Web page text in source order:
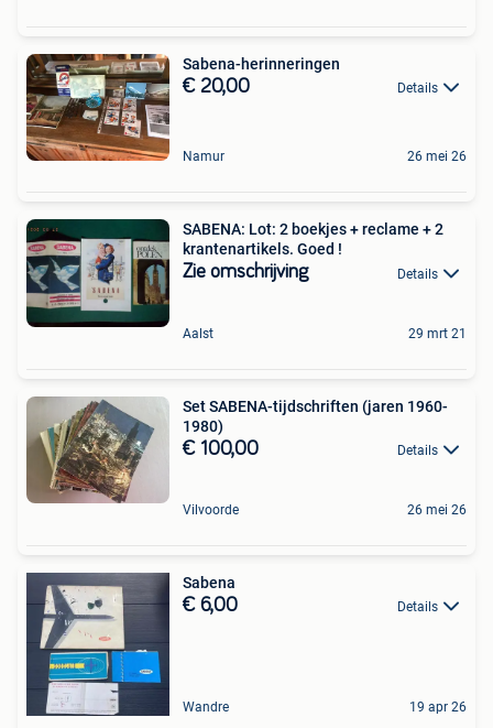
Sabena-herinneringen
€ 20,00 Details
Namur 26 mei 26
SABENA: Lot: 2 boekjes + reclame + 2
krantenartikels. Goed !
Zie omschrijving Details
Aalst 29 mrt 21
Set SABENA-tijdschriften (jaren 1960-
1980)
€ 100,00 Details
Vilvoorde 26 mei 26
Sabena
€ 6,00 Details
Wandre 19 apr 26